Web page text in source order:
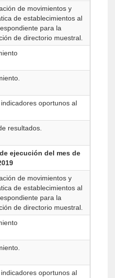
de movimientos y
de establecimientos al
para la
de directorio muestral.
oportunos al
resultados.
ejecución del mes de
de movimientos y
de establecimientos al
para la
de directorio muestral.
oportunos al